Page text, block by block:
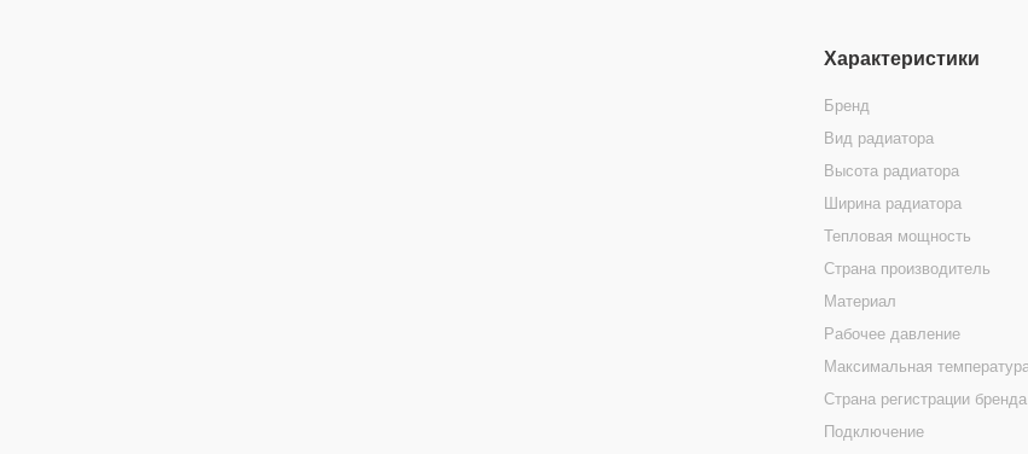
Характеристики
Бренд
Вид радиатора
Высота радиатора
Ширина радиатора
Тепловая мощность
Страна производитель
Материал
Рабочее давление
Максимальная
Страна регистрации бренда
Подключение